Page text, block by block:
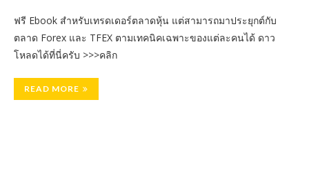
ฟรี Ebook สำหรับเทรดเดอร์ตลาดหุ้น แต่สามารถมาประยุกต์กับ
ตลาด Forex และ TFEX ตามเทคนิคเฉพาะของแต่ละคนได้ ดาว
โหลดได้ที่นี่ครับ >>>คลิก
READ MORE